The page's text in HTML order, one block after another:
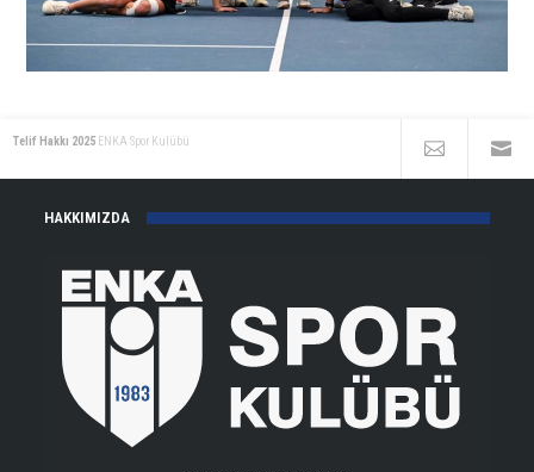
Telif Hakkı 2025 ENKA Spor Kulübü
HAKKIMIZDA